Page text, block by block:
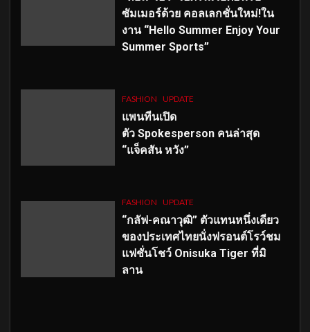
ซัมเมอร์ด้วย คอลเลกชั่นใหม่!ใน
งาน “Hello Summer Enjoy Your
Summer Sports”
FASHION UPDATE
แพนทีนเปิด
ตัว Spokesperson คนล่าสุด
“แจ็คสัน หวัง”
FASHION UPDATE
“กลัฟ-คณาวุฒิ” ตัวแทนหนึ่งเดียว
ของประเทศไทยนั่งฟรอนต์โรว์ชม
แฟชั่นโชว์ Onisuka Tiger ที่มิ
ลาน